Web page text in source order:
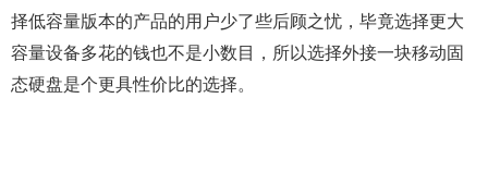
择低容量版本的产品的用户少了些后顾之忧，毕竟选择更大
容量设备多花的钱也不是小数目，所以选择外接一块移动固
态硬盘是个更具性价比的选择。